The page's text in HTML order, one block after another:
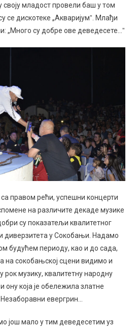
своју младост провели баш у том
се дискотеке „Акваријумˮ. Млађи
„Много су добре ове деведесете…ˮ
правом рећи, успешни концерти
на различите декаде музике
су показатељи квалитетног
диверзитета у Сокобањи. Надамо
будућем периоду, као и до сада,
на сокобањској сцени видимо и
рок музику, квалитетну народну
ону која је обележила златне
евергрин…
још мало у тим деведесетим уз